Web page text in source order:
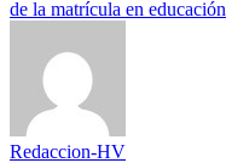
de la matrícula en educación
Redaccion-HV